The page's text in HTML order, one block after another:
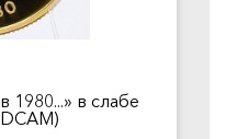
в слабе